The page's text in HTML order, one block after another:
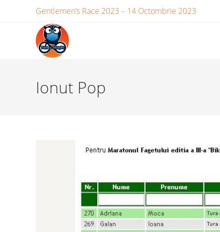
Gentlemen’s Race 2023 – 14 Octombrie 2023
Ionut Pop